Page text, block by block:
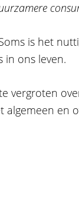
is het
in ons leven.
vergroten
algemeen en